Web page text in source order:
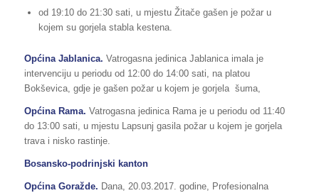
od 19:10 do 21:30 sati, u mjestu Žitače gašen je požar u
kojem su gorjela stabla kestena.
Općina Jablanica. Vatrogasna jedinica Jablanica imala je
intervenciju u periodu od 12:00 do 14:00 sati, na platou
Bokševica, gdje je gašen požar u kojem je gorjela šuma,
Općina Rama. Vatrogasna jedinica Rama je u periodu od 11:40
do 13:00 sati, u mjestu Lapsunj gasila požar u kojem je gorjela
trava i nisko rastinje.
Bosansko-podrinjski kanton
Općina Goražde. Dana, 20.03.2017. godine, Profesionalna